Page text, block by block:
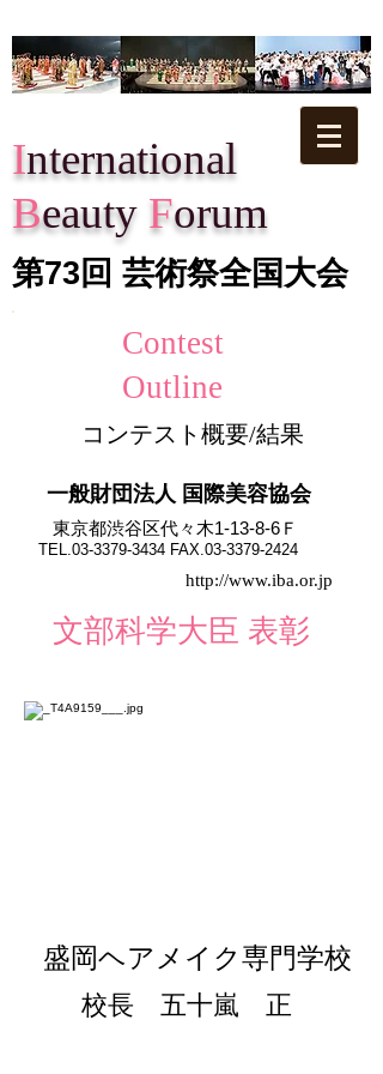
International
Beauty Forum
第73回​ 芸術祭全国大会
Contest
Outline
​コンテスト概要/結果
​一般財団法人 国際美容協会
​東京都渋谷区代々木1-13-8-6Ｆ
TEL.03-3379-3434 FAX.03-3379-2424
http://www.iba.or.jp
文部科学大臣 表彰
盛岡ヘアメイク専門学校
校長 五十嵐 正